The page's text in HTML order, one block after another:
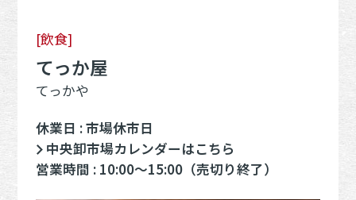
[飲食]
てっか屋
てっかや
休業日 : 市場休市日
中央卸市場カレンダーはこちら
営業時間 : 10:00～15:00（売切り終了）